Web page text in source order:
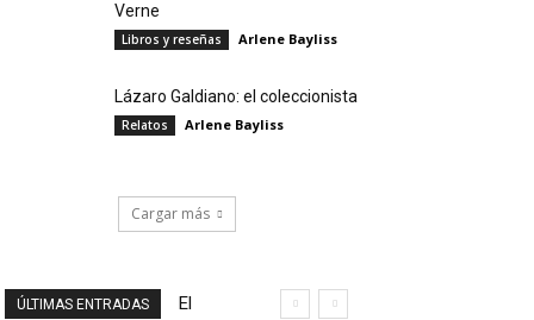
Verne
Libros y reseñas Arlene Bayliss
Lázaro Galdiano: el coleccionista
Relatos Arlene Bayliss
Cargar más
ÚLTIMAS ENTRADAS
El